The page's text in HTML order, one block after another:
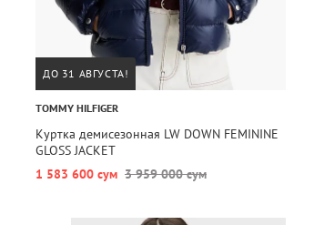
ДО 31 АВГУСТА!
TOMMY HILFIGER
Куртка демисезонная LW DOWN FEMININE
GLOSS JACKET
1 583 600 сум 3 959 000 сум